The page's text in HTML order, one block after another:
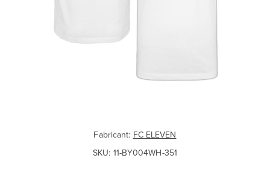
Fabricant: FC ELEVEN
SKU: 11-BY004WH-351